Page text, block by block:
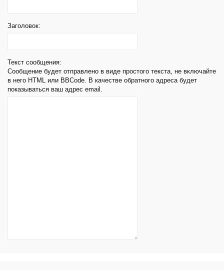
Заголовок:
Текст сообщения:
Сообщение будет отправлено в виде простого текста, не включайте
в него HTML или BBCode. В качестве обратного адреса будет
показываться ваш адрес email.